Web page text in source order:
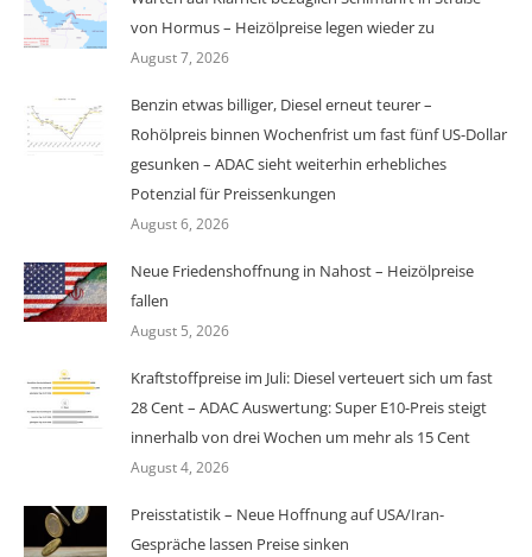
von Hormus – Heizölpreise legen wieder zu
August 7, 2026
Benzin etwas billiger, Diesel erneut teurer –
Rohölpreis binnen Wochenfrist um fast fünf US-Dollar
gesunken – ADAC sieht weiterhin erhebliches
Potenzial für Preissenkungen
August 6, 2026
Neue Friedenshoffnung in Nahost – Heizölpreise
fallen
August 5, 2026
Kraftstoffpreise im Juli: Diesel verteuert sich um fast
28 Cent – ADAC Auswertung: Super E10-Preis steigt
innerhalb von drei Wochen um mehr als 15 Cent
August 4, 2026
Preisstatistik – Neue Hoffnung auf USA/Iran-
Gespräche lassen Preise sinken